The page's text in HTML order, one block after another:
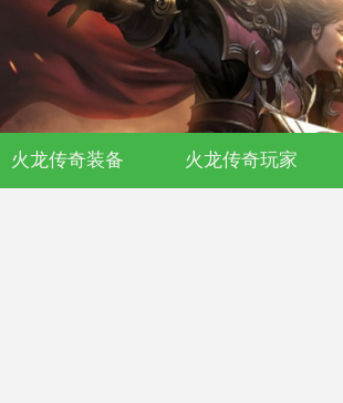
火龙传奇装备 火龙传奇玩家